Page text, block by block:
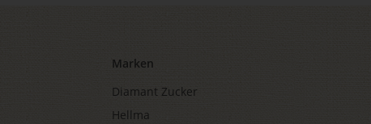
Marken
Diamant Zucker
Hellma